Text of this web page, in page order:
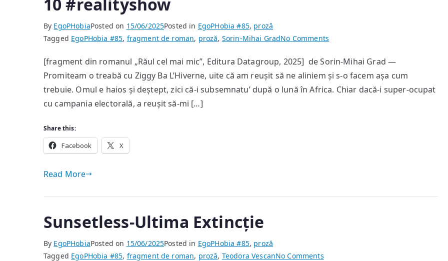
By EgoPHobiaPosted on 15/06/2025Posted in EgoPHobia #85, proză
Tagged EgoPHobia #85, fragment de roman, proză, Sorin-Mihai GradNo Comments
#realityshow
[fragment din romanul „Răul cel mai mic”, Editura Datagroup, 2025] de Sorin-Mihai Grad —
Promiteam o treabă cu Ziggy Ba L’Hiverne, uite că am reușit să ne aliniem și s-o facem așa cum
trebuie. Omul e haios și deștept, zici că-i subsemnatu’ după o lună în Africa. Chiar dacă-i super-ocupat
cu campania electorală, a reușit să-mi […]
Share this:
Facebook X
Read More
Sunsetless-Ultima Extincție
By EgoPHobiaPosted on 15/06/2025Posted in EgoPHobia #85, proză
Tagged EgoPHobia #85, fragment de roman, proză, Teodora VescanNo Commentson